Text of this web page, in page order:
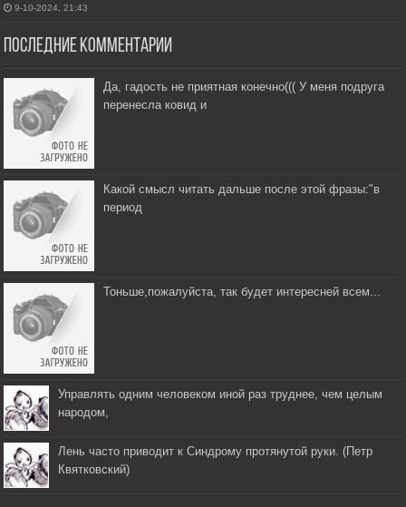
9-10-2024, 21:43
Последние комментарии
Да, гадость не приятная конечно((( У меня подруга
перенесла ковид и
Какой смысл читать дальше после этой фразы:"в
период
Тоньше,пожалуйста, так будет интересней всем...
Управлять одним человеком иной раз труднее, чем целым
народом,
Лень часто приводит к Синдрому протянутой руки. (Петр
Квятковский)